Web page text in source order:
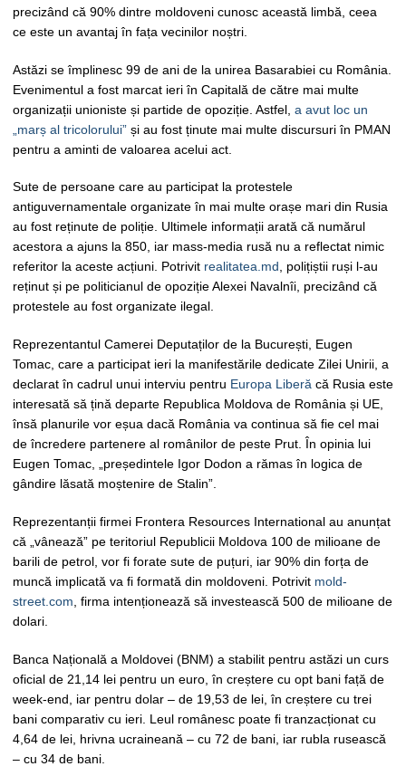
precizând că 90% dintre moldoveni cunosc această limbă, ceea
ce este un avantaj în fața vecinilor noștri.
Astăzi se împlinesc 99 de ani de la unirea Basarabiei cu România.
Evenimentul a fost marcat ieri în Capitală de către mai multe
organizații unioniste și partide de opoziție. Astfel, a avut loc un
„marș al tricolorului” și au fost ținute mai multe discursuri în PMAN
pentru a aminti de valoarea acelui act.
Sute de persoane care au participat la protestele
antiguvernamentale organizate în mai multe orașe mari din Rusia
au fost reținute de poliție. Ultimele informații arată că numărul
acestora a ajuns la 850, iar mass-media rusă nu a reflectat nimic
referitor la aceste acțiuni. Potrivit realitatea.md, polițiștii ruși l-au
reținut și pe politicianul de opoziție Alexei Navalnîi, precizând că
protestele au fost organizate ilegal.
Reprezentantul Camerei Deputaților de la București, Eugen
Tomac, care a participat ieri la manifestările dedicate Zilei Unirii, a
declarat în cadrul unui interviu pentru Europa Liberă că Rusia este
interesată să țină departe Republica Moldova de România și UE,
însă planurile vor eșua dacă România va continua să fie cel mai
de încredere partenere al românilor de peste Prut. În opinia lui
Eugen Tomac, „președintele Igor Dodon a rămas în logica de
gândire lăsată moștenire de Stalin”.
Reprezentanții firmei Frontera Resources International au anunțat
că „vânează” pe teritoriul Republicii Moldova 100 de milioane de
barili de petrol, vor fi forate sute de puțuri, iar 90% din forța de
muncă implicată va fi formată din moldoveni. Potrivit mold-
street.com , firma intenționează să investească 500 de milioane de
dolari.
Banca Națională a Moldovei (BNM) a stabilit pentru astăzi un curs
oficial de 21,14 lei pentru un euro, în creștere cu opt bani față de
week-end, iar pentru dolar – de 19,53 de lei, în creștere cu trei
bani comparativ cu ieri. Leul românesc poate fi tranzacționat cu
4,64 de lei, hrivna ucraineană – cu 72 de bani, iar rubla rusească
– cu 34 de bani.